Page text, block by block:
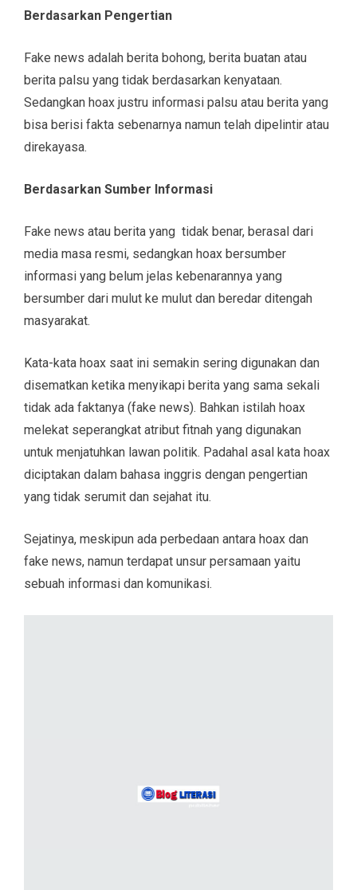
Berdasarkan Pengertian
Fake news adalah berita bohong, berita buatan atau
berita palsu yang tidak berdasarkan kenyataan.
Sedangkan hoax justru informasi palsu atau berita yang
bisa berisi fakta sebenarnya namun telah dipelintir atau
direkayasa.
Berdasarkan Sumber Informasi
Fake news atau berita yang tidak benar, berasal dari
media masa resmi, sedangkan hoax bersumber
informasi yang belum jelas kebenarannya yang
bersumber dari mulut ke mulut dan beredar ditengah
masyarakat.
Kata-kata hoax saat ini semakin sering digunakan dan
disematkan ketika menyikapi berita yang sama sekali
tidak ada faktanya (fake news). Bahkan istilah hoax
melekat seperangkat atribut fitnah yang digunakan
untuk menjatuhkan lawan politik. Padahal asal kata hoax
diciptakan dalam bahasa inggris dengan pengertian
yang tidak serumit dan sejahat itu.
Sejatinya, meskipun ada perbedaan antara hoax dan
fake news, namun terdapat unsur persamaan yaitu
sebuah informasi dan komunikasi.